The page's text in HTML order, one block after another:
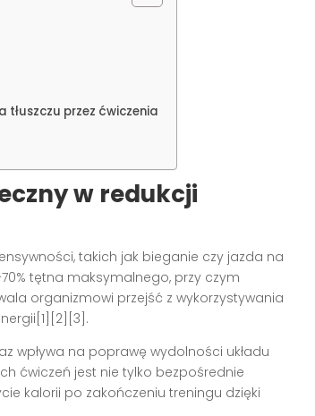
przez ćwiczenia
w redukcji
takich jak bieganie czy jazda na
tętna maksymalnego, przy czym
organizmowi przejść z wykorzystywania
wpływa na poprawę wydolności układu
ćwiczeń jest nie tylko bezpośrednie
kalorii po zakończeniu treningu dzięki